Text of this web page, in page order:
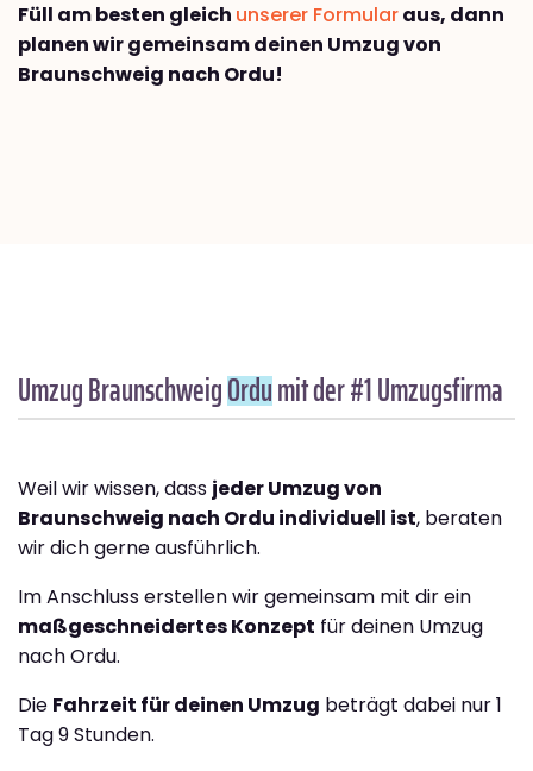
Füll am besten gleich unserer Formularaus, dann
planen wir gemeinsam deinen Umzug von
Braunschweig nach Ordu!
Umzug BraunschweigOrdumit der #1 Umzugsfirma
Weil wir wissen, dass jeder Umzug von
Braunschweig nach Ordu individuell ist, beraten
wir dich gerne ausführlich.
Im Anschluss erstellen wir gemeinsam mit dir ein
maßgeschneidertes Konzept für deinen Umzug
nach Ordu.
Die Fahrzeit für deinen Umzug beträgt dabei nur 1
Tag 9 Stunden.